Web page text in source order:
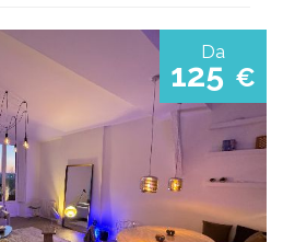
Da
125 €